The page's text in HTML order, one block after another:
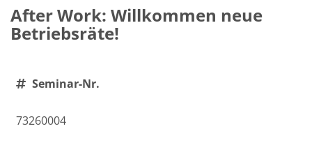
After Work: Willkommen neue
Betriebsräte!
Seminar-Nr.
73260004